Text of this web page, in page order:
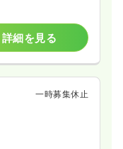
詳細を見る
一時募集休止